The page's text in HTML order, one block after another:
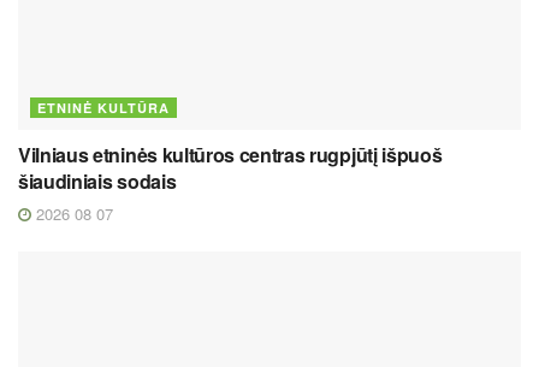
ETNINĖ KULTŪRA
Vilniaus etninės kultūros centras rugpjūtį išpuoš
šiaudiniais sodais
2026 08 07